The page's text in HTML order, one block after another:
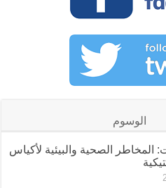
الوسوم
المخاطر الصحية والبيئية لأكياس